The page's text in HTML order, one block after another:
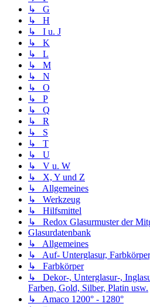
↳ G
↳ H
↳ I u. J
↳ K
↳ L
↳ M
↳ N
↳ O
↳ P
↳ Q
↳ R
↳ S
↳ T
↳ U
↳ V u. W
↳ X, Y und Z
↳ Allgemeines
↳ Werkzeug
↳ Hilfsmittel
↳ Redox Glasurmuster der
Glasurdatenbank
↳ Allgemeines
↳ Auf- Unterglasur,
↳ Farbkörper
↳ Dekor-, Unterglasur-,
Farben, Gold, Silber, Platin usw.
↳ Amaco 1200° - 1280°